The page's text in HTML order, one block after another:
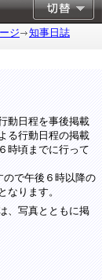
ジ 知事日誌
動日程を事後掲載
る行動日程の掲載
時頃までに行って
で午後６時以降の
なります。
、写真とともに掲